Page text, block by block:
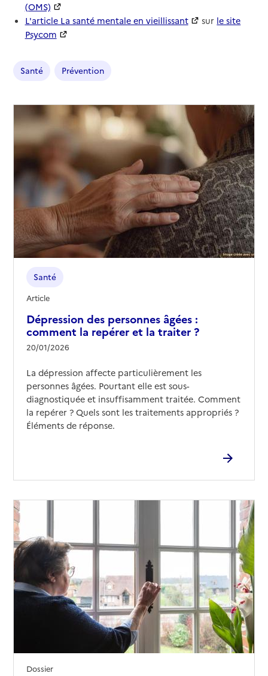
(OMS)
L'article La santé mentale en vieillissant
sur le site
Psycom
Santé Prévention
Dépression des personnes âgées :
comment la repérer et la traiter ?
20/01/2026
Santé
Article
La dépression affecte particulièrement les
personnes âgées. Pourtant elle est sous-
diagnostiquée et insuffisamment traitée. Comment
la repérer ? Quels sont les traitements appropriés ?
Éléments de réponse.
Dossier